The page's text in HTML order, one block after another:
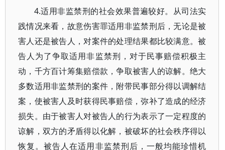
4.适用非监禁刑的社会效果普遍较好。从司法实
践情况来看，故意伤害罪适用非监禁刑后，无论是被
害人还是被告人，对案件的处理结果都比较满意。被
告人为了争取适用非监禁刑，对于民事赔偿积极主
动，千方百计筹集赔偿款，争取被害人的谅解。绝大
多数适用非监禁刑的案件，附带民事部分得以调解结
案，使被害人及时获得民事赔偿，弥补了造成的经济
损失。由于被害人对被告人的行为表示了一定程度的
谅解，双方的矛盾得以化解，被破坏的社会秩序得以
恢复。被告人在适用非监禁刑后，一般均能珍惜机